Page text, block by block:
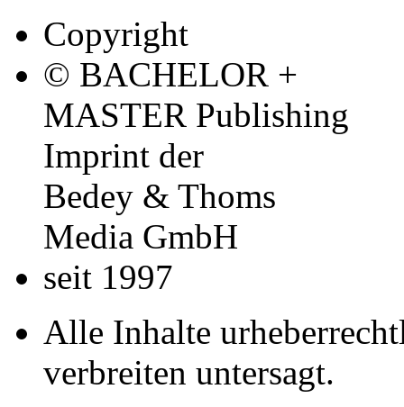
Copyright
© BACHELOR +
MASTER Publishing
Imprint der
Bedey & Thoms
Media GmbH
seit 1997
Alle Inhalte
verbreiten untersagt.